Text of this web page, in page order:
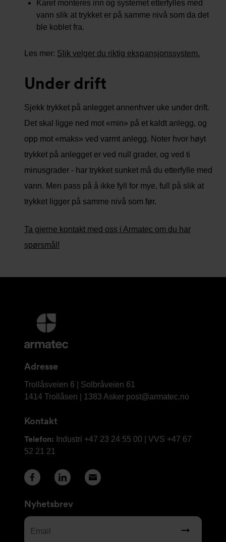
Karet monteres inn og systemet etterfylles med
vann slik at trykket er på samme nivå som da det
ble koblet fra.
Les mer: Slik velger du riktig ekspansjonssystem.
Under drift
Sjekk trykket på anlegget annenhver uke under drift.
Det skal ligge ned mot «min» på et kaldt anlegg, og
opp mot «maks» ved varmt anlegg. Noter hvor høyt
trykket på anlegget er ved null grader, og ved ti
minusgrader - har trykket sunket må du etterfylle med
vann. Men pass på å ikke fyll for mye, full på slik at
trykket ligger på samme nivå som før.
Ta gjerne kontakt med oss i Armatec om du har
spørsmål!
Mer
informasjon
og
Adresse
Armatec
AS
Trollåsveien 6 | Solbråveien 61
1414 Trollåsen | 1383 Asker post@armatec.no
Kontakt
Telefon: Industri +47 23 24 55 00 | VVS +47 67
52 21 21
Nyhetsbrev
Email
(Required)